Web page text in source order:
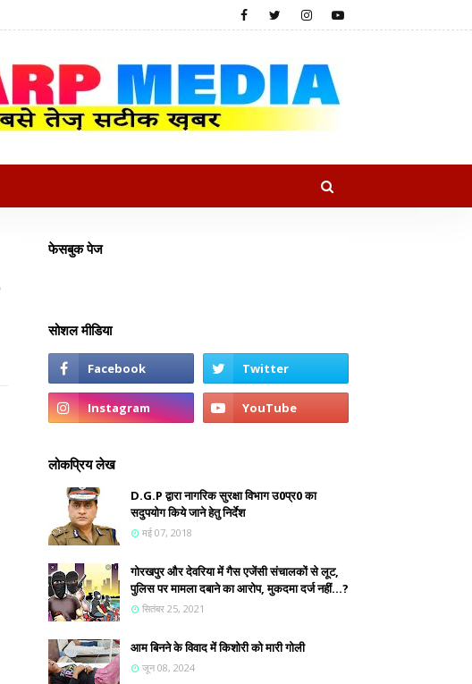
फेसबुक पेज
सोशल मीडिया
लोकप्रिय लेख
D.G.P द्वारा नागरिक सुरक्षा विभाग उ0प्र0 का
सदुपयोग किये जाने हेतु निर्देश
मई 07, 2018
गोरखपुर और देवरिया में गैस एजेंसी संचालकों से लूट,
पुलिस पर मामला दबाने का आरोप, मुकदमा दर्ज नहीं...?
सितंबर 25, 2021
आम बिनने के विवाद में किशोरी को मारी गोली
जून 08, 2024